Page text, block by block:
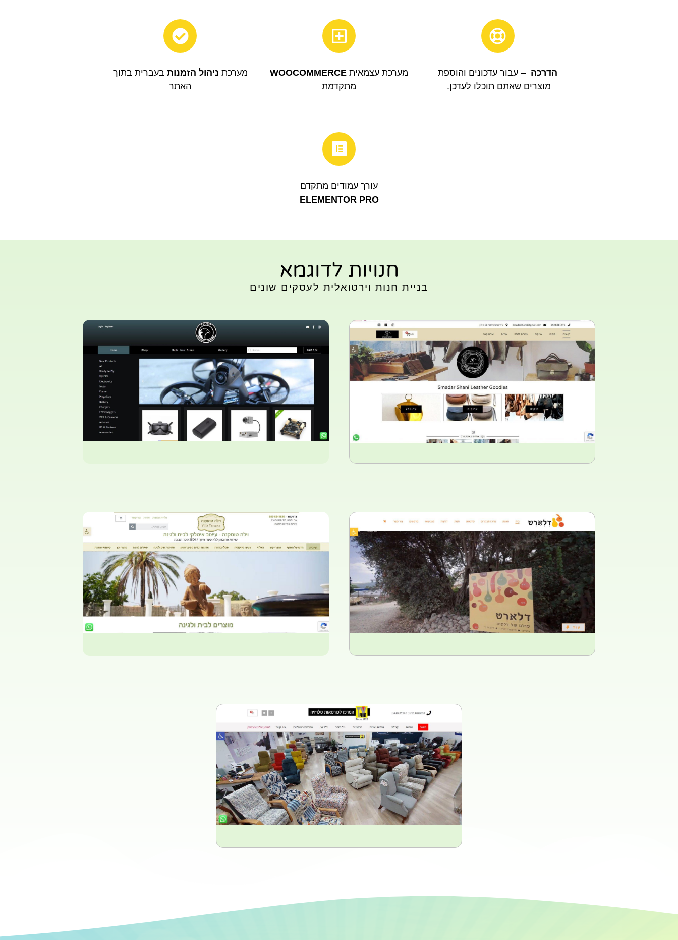
הדרכה – עבור עדכונים והוספת
מוצרים שאתם תוכלו לעדכן.
מערכת עצמאית WOOCOMMERCE
מתקדמת
מערכת ניהול הזמנות בעברית בתוך
האתר
עורך עמודים מתקדם
ELEMENTOR PRO
חנויות לדוגמא
בניית חנות וירטואלית לעסקים שונים
סמדר שני -ארנקים ותיקים מעור
עיצוב ובניית חנות מוצרים
לאתר
xflight - רחפנים
עיצוב ובניית חנות רחפנים
לאתר
דלארט - עולם של דלעות
עיצוב ובניית חנות מוצרים
לאתר
וילה טוסקנה -
מוצרים לבית ולגינה
עיצוב ובניית חנות מוצרים
TV-POINT המרכז לכורסאות
טלויזיה
עיצוב ובניית חנות מוצרים
לאתר